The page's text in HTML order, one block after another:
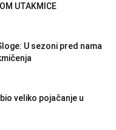
UTAKMICE
U sezoni pred nama
veliko pojačanje u